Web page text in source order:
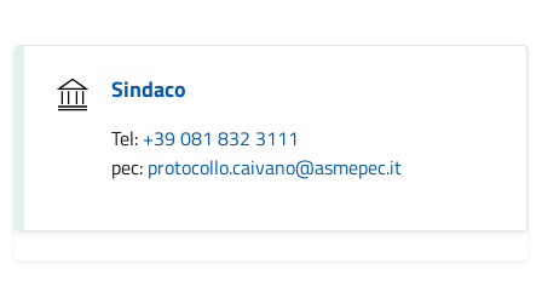
Sindaco
Tel: +39 081 832 3111
pec: protocollo.caivano@asmepec.it